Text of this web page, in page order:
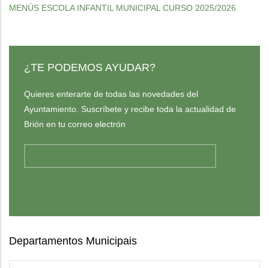
MENÚS ESCOLA INFANTIL MUNICIPAL CURSO 2025/2026
¿TE PODEMOS AYUDAR?
Quieres enterarte de todas las novedades del
Ayuntamiento. Suscríbete y recibe toda la actualidad de
Brión en tu correo electrón
Departamentos Municipais